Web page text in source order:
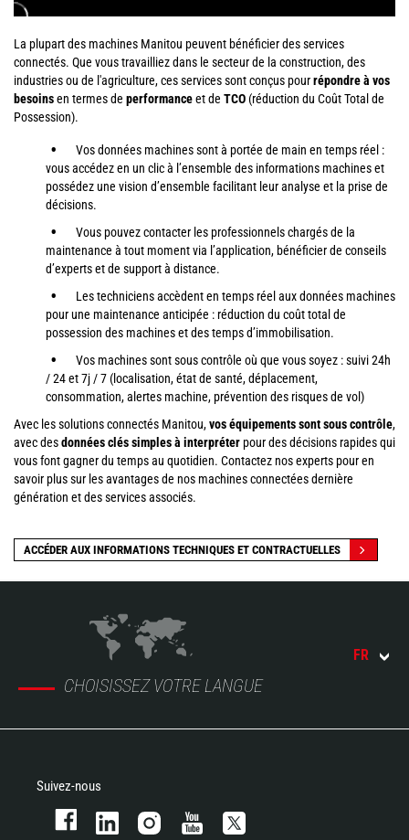
La plupart des machines Manitou peuvent bénéficier des services
connectés. Que vous travailliez dans le secteur de la construction, des
industries ou de l'agriculture, ces services sont conçus pourrépondre à vos
besoinsen termes de performanceet de TCO (réduction du Coût Total de
Possession).
Vos données machines sont à portée de main en temps réel :
vous accédez en un clic à l’ensemble des informations machines et
possédez une vision d’ensemble facilitant leur analyse et la prise de
décisions.
Vous pouvez contacter les professionnels chargés de la
maintenance à tout moment via l’application, bénéficier de conseils
d’experts et de support à distance.
Les techniciens accèdent en temps réel aux données machines
pour une maintenance anticipée : réduction du coût total de
possession des machines et des temps d’immobilisation.
Vos machines sont sous contrôle où que vous soyez : suivi 24h
/ 24 et 7j / 7 (localisation, état de santé, déplacement,
consommation, alertes machine, prévention des risques de vol)
Avec les solutions connectés Manitou,vos équipements sont sous contrôle,
avec desdonnées clés simples à interpréterpour des décisions rapides qui
vous font gagner du temps au quotidien. Contactez nos experts pour en
savoir plus sur les avantages de nos machines connectées dernière
génération et des services associés.
ACCÉDER AUX INFORMATIONS TECHNIQUES ET CONTRACTUELLES
CHOISISSEZ VOTRE LANGUE
FR
Suivez-nous